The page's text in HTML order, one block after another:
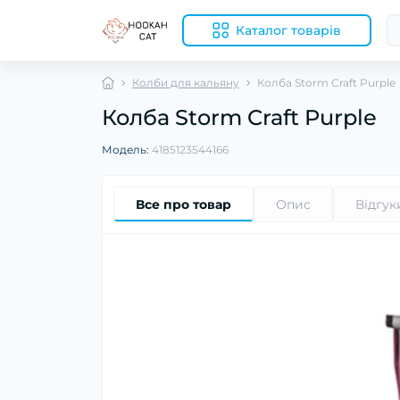
Каталог товарів
Колби для кальяну Колба Storm Craft Purple
Колба Storm Craft Purple
Модель: 4185123544166
Все про товар Опис